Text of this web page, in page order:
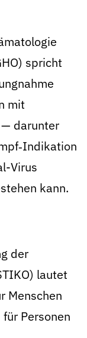
spricht
mit
— darunter
Virus
kann.
der
lautet
Menschen
Personen